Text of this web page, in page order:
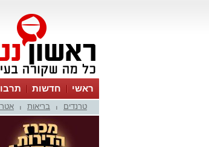
ראשי חדשות
טרנדים בריאות